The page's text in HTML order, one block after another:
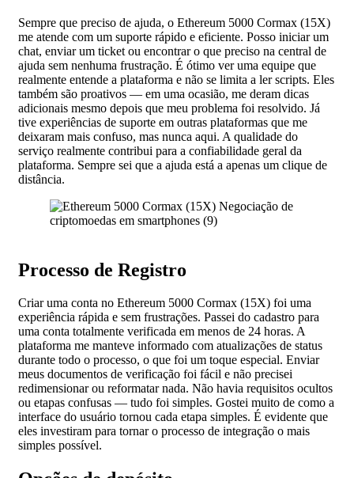
Sempre que preciso de ajuda, o Ethereum 5000 Cormax (15X)
me atende com um suporte rápido e eficiente. Posso iniciar um
chat, enviar um ticket ou encontrar o que preciso na central de
ajuda sem nenhuma frustração. É ótimo ver uma equipe que
realmente entende a plataforma e não se limita a ler scripts. Eles
também são proativos — em uma ocasião, me deram dicas
adicionais mesmo depois que meu problema foi resolvido. Já
tive experiências de suporte em outras plataformas que me
deixaram mais confuso, mas nunca aqui. A qualidade do
serviço realmente contribui para a confiabilidade geral da
plataforma. Sempre sei que a ajuda está a apenas um clique de
distância.
Processo de Registro
Criar uma conta no Ethereum 5000 Cormax (15X) foi uma
experiência rápida e sem frustrações. Passei do cadastro para
uma conta totalmente verificada em menos de 24 horas. A
plataforma me manteve informado com atualizações de status
durante todo o processo, o que foi um toque especial. Enviar
meus documentos de verificação foi fácil e não precisei
redimensionar ou reformatar nada. Não havia requisitos ocultos
ou etapas confusas — tudo foi simples. Gostei muito de como a
interface do usuário tornou cada etapa simples. É evidente que
eles investiram para tornar o processo de integração o mais
simples possível.